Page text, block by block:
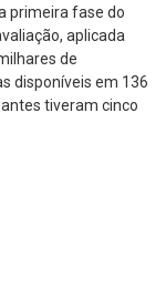
primeira fase do
aplicada
de
disponíveis em 136
tiveram cinco